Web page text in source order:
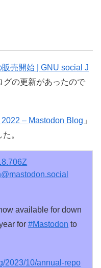
売開始 | GNU social J
グの更新があったので
– Mastodon Blog 」
。
available for down
for#Mastodon to
2023/10/annual-repo